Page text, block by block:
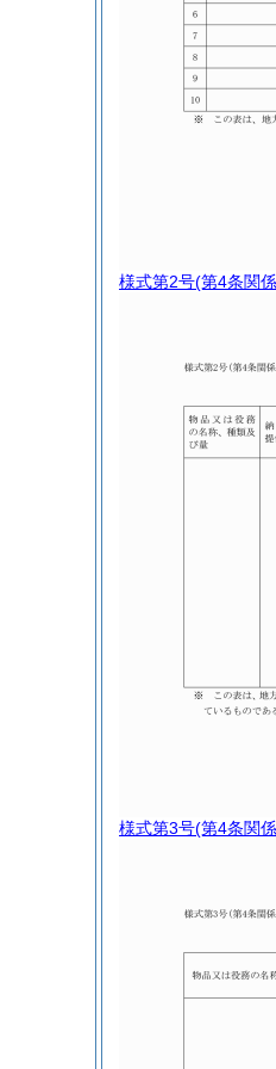
様式第2号(第4条関
様式第3号(第4条関